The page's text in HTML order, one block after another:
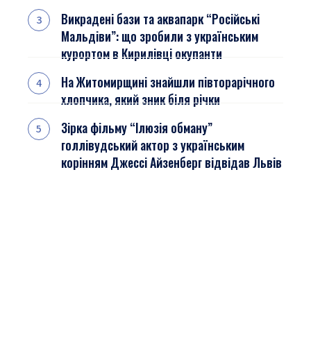
Викрадені бази та аквапарк “Російські
Мальдіви”: що зробили з українським
курортом в Кирилівці окупанти
На Житомирщині знайшли півторарічного
хлопчика, який зник біля річки
Зірка фільму “Ілюзія обману”
голлівудський актор з українським
корінням Джессі Айзенберг відвідав Львів